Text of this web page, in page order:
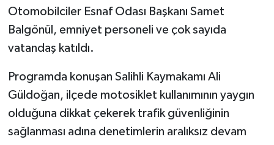
Otomobilciler Esnaf Odası Başkanı Samet
Balgönül, emniyet personeli ve çok sayıda
vatandaş katıldı.
Programda konuşan Salihli Kaymakamı Ali
Güldoğan, ilçede motosiklet kullanımının yaygın
olduğuna dikkat çekerek trafik güvenliğinin
sağlanması adına denetimlerin aralıksız devam